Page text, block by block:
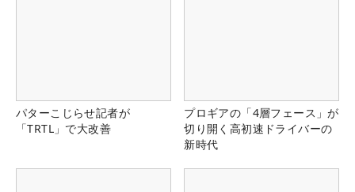
パターこじらせ記者が
「TRTL」で大改善
プロギアの「4層フェース」が
切り開く高初速ドライバーの
新時代